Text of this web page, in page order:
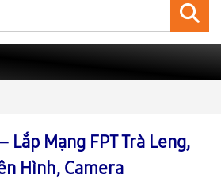
Lắp Mạng FPT Trà Leng,
Hình, Camera